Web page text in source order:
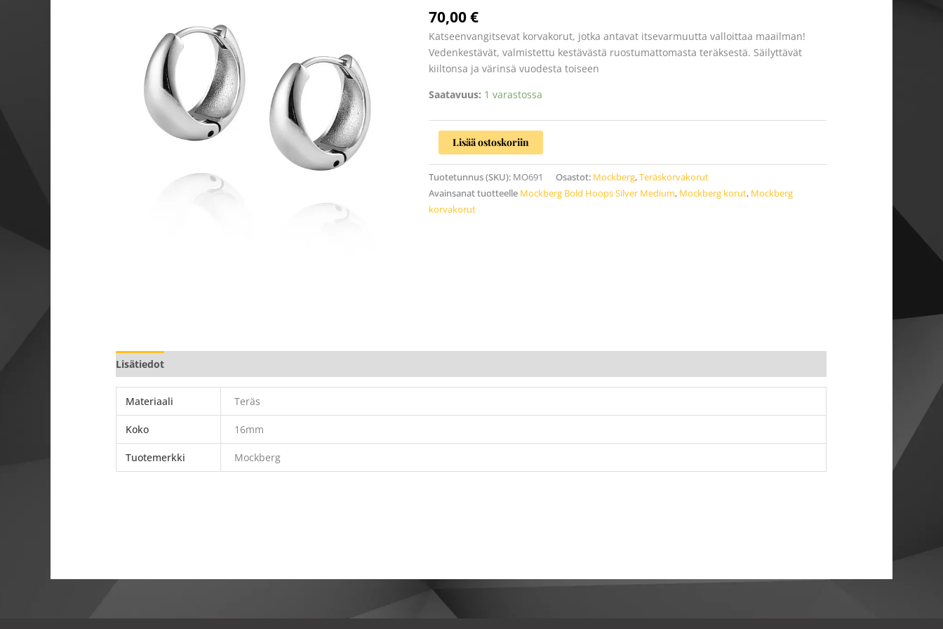
70,00€
Katseenvangitsevat korvakorut, jotka antavat itsevarmuutta valloittaa maailman!
Vedenkestävät, valmistettu kestävästä ruostumattomasta teräksestä. Säilyttävät
kiiltonsa ja värinsä vuodesta toiseen
Saatavuus: 1 varastossa
määrä
Lisää ostoskoriin
Tuotetunnus (SKU): MO691 Osastot: Mockberg,Teräskorvakorut
Avainsanat tuotteelle Mockberg Bold Hoops Silver Medium, Mockberg korut, Mockberg
korvakorut
Lisätiedot
Materiaali Teräs
Koko 16mm
Tuotemerkki Mockberg